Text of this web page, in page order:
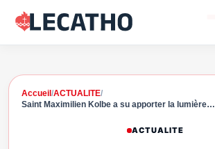
Accueil /ACTUALITE/
Saint Maximilien Kolbe a su apporter la lumière…
ACTUALITE